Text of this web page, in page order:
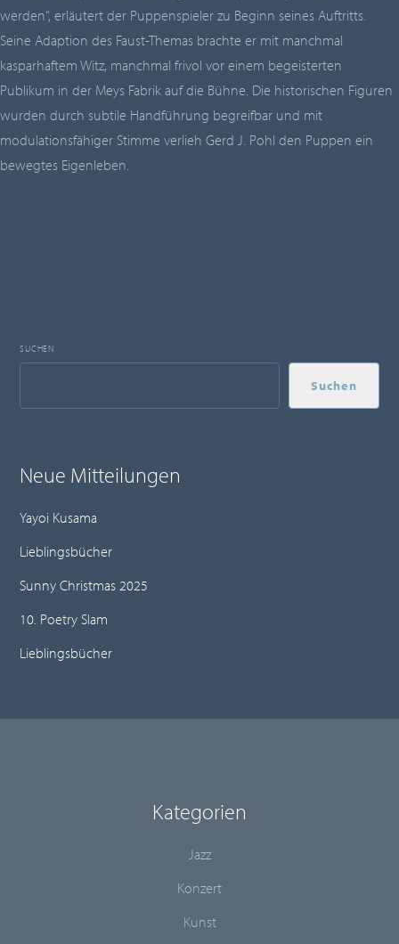
werden“, erläutert der Puppenspieler zu Beginn seines Auftritts.
Seine Adaption des Faust-Themas brachte er mit manchmal
kasparhaftem Witz, manchmal frivol vor einem begeisterten
Publikum in der Meys Fabrik auf die Bühne. Die historischen Figuren
wurden durch subtile Handführung begreifbar und mit
modulationsfähiger Stimme verlieh Gerd J. Pohl den Puppen ein
bewegtes Eigenleben.
SUCHEN
Suchen
Neue Mitteilungen
Yayoi Kusama
Lieblingsbücher
Sunny Christmas 2025
10. Poetry Slam
Lieblingsbücher
Kategorien
Jazz
Konzert
Kunst